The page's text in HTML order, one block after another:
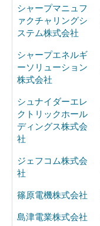
シャープマニュフ
ァクチャリングシ
ステム株式会社
シャープエネルギ
ーソリューション
株式会社
シュナイダーエレ
クトリックホール
ディングス株式会
社
ジェフコム株式会
社
篠原電機株式会社
島津電業株式会社